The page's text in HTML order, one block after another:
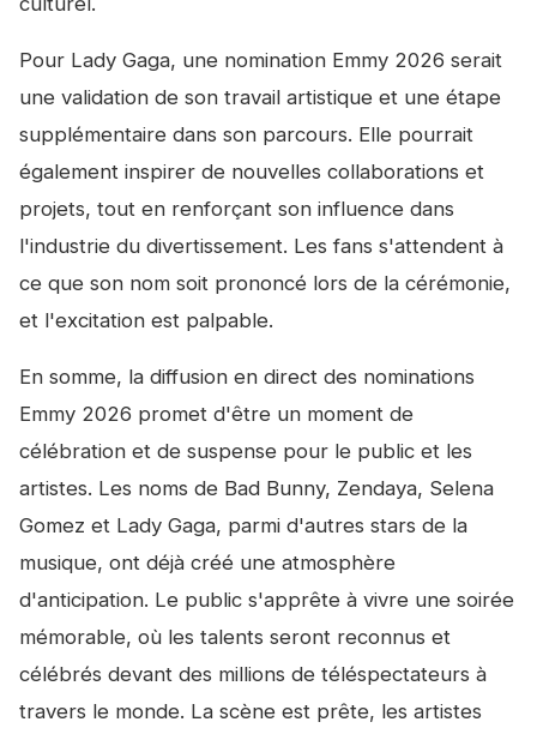
Pour Lady Gaga, une nomination Emmy 2026 serait
une validation de son travail artistique et une étape
supplémentaire dans son parcours. Elle pourrait
également inspirer de nouvelles collaborations et
projets, tout en renforçant son influence dans
l'industrie du divertissement. Les fans s'attendent à
ce que son nom soit prononcé lors de la cérémonie,
et l'excitation est palpable.
En somme, la diffusion en direct des nominations
Emmy 2026 promet d'être un moment de
célébration et de suspense pour le public et les
artistes. Les noms de Bad Bunny, Zendaya, Selena
Gomez et Lady Gaga, parmi d'autres stars de la
musique, ont déjà créé une atmosphère
d'anticipation. Le public s'apprête à vivre une soirée
mémorable, où les talents seront reconnus et
célébrés devant des millions de téléspectateurs à
travers le monde. La scène est prête, les artistes